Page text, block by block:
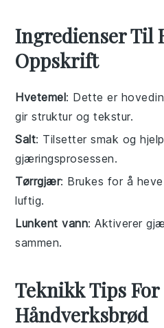
Ingredienser Til
Oppskrift
Hvetemel: Dette er
gir struktur og tekstur.
Salt: Tilsetter smak og
gjæringsprosessen.
Tørrgjær: Brukes for å
luftig.
Lunkent vann: Aktiverer
sammen.
Teknikk Tips For
Håndverksbrød